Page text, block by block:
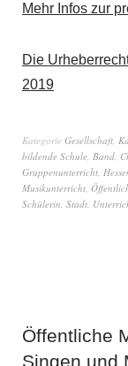
Mehr Infos zur
Die
2019
Kategorie Gesellschaft,
bildende Schule, Band,
Gruppenunterricht,
Musikunterricht,
Schülerin, Stadt,
Öffentliche
Singen und